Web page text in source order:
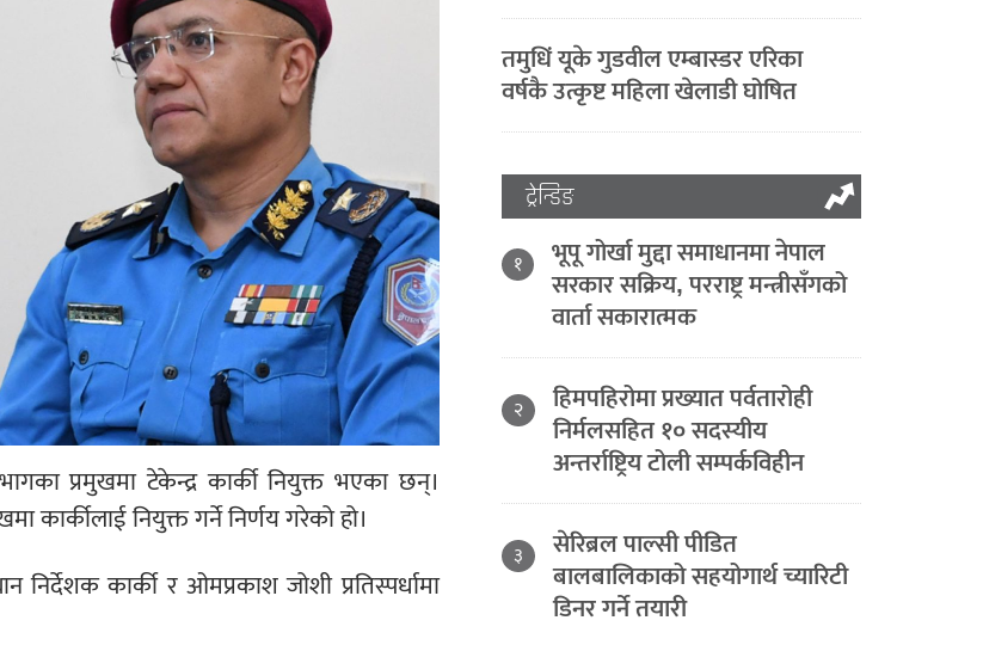
प्रमुखमा टेकेन्द्र कार्की नियुक्त भएका छन्।
नियुक्त गर्ने निर्णय गरेको हो।
कार्की र ओमप्रकाश जोशी प्रतिस्पर्धामा
तमुधिं यूके गुडवील एम्बास्डर एरिका
वर्षकै उत्कृष्ट महिला खेलाडी घोषित
ट्रेन्डिङ
१ भूपू गोर्खा मुद्दा समाधानमा नेपाल
सरकार सक्रिय, परराष्ट्र मन्त्रीसँगको
वार्ता सकारात्मक
२ हिमपहिरोमा प्रख्यात पर्वतारोही
निर्मलसहित १० सदस्यीय
अन्तर्राष्ट्रिय टोली सम्पर्कविहीन
३ सेरिब्रल पाल्सी पीडित
बालबालिकाको सहयोगार्थ च्यारिटी
डिनर गर्ने तयारी